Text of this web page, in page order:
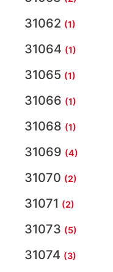
31062 (1)
31064 (1)
31065 (1)
31066 (1)
31068 (1)
31069 (4)
31070 (2)
31071 (2)
31073 (5)
31074 (3)